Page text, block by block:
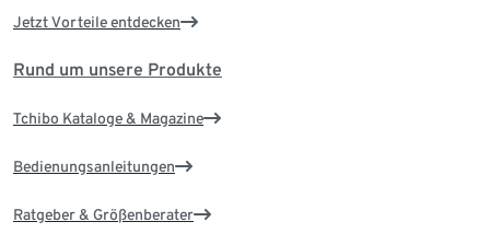
Jetzt Vorteile entdecken
Rund um unsere Produkte
Tchibo Kataloge & Magazine
Bedienungsanleitungen
Ratgeber & Größenberater